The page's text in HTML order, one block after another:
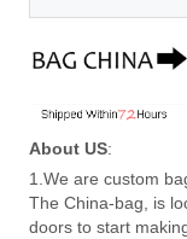
About US:
1.We are custom
The China-bag, is
doors to start